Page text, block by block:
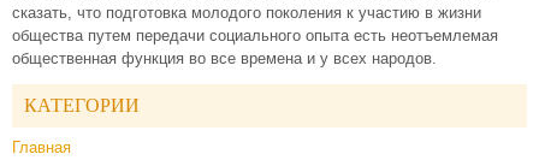
сказать, что подготовка молодого поколения к участию в жизни
общества путем передачи социального опыта есть неотъемлемая
общественная функция во все времена и у всех народов.
КАТЕГОРИИ
Главная